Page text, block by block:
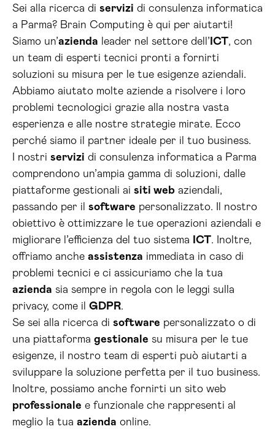
Sei alla ricerca di servizi di consulenza informatica
a Parma? Brain Computing è qui per aiutarti!
Siamo un’azienda leader nel settore dell’ ICT, con
un team di esperti tecnici pronti a fornirti
soluzioni su misura per le tue esigenze aziendali.
Abbiamo aiutato molte aziende a risolvere i loro
problemi tecnologici grazie alla nostra vasta
esperienza e alle nostre strategie mirate. Ecco
perché siamo il partner ideale per il tuo business.
I nostri servizi di consulenza informatica a Parma
comprendono un’ampia gamma di soluzioni, dalle
piattaforme gestionali ai siti web aziendali,
passando per il software personalizzato. Il nostro
obiettivo è ottimizzare le tue operazioni aziendali e
migliorare l’efficienza del tuo sistema
ICT. Inoltre,
offriamo anche assistenza immediata in caso di
problemi tecnici e ci assicuriamo che la tua
azienda sia sempre in regola con le leggi sulla
privacy, come il GDPR.
Se sei alla ricerca di software personalizzato o di
una piattaforma gestionale su misura per le tue
esigenze, il nostro team di esperti può aiutarti a
sviluppare la soluzione perfetta per il tuo business.
Inoltre, possiamo anche fornirti un sito web
professionale e funzionale che rappresenti al
meglio la tua azienda online.